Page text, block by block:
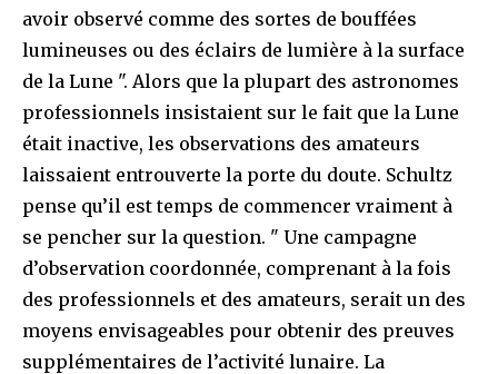
avoir observé comme des sortes de bouffées
lumineuses ou des éclairs de lumière à la surface
de la Lune ". Alors que la plupart des astronomes
professionnels insistaient sur le fait que la Lune
était inactive, les observations des amateurs
laissaient entrouverte la porte du doute. Schultz
pense qu’il est temps de commencer vraiment à
se pencher sur la question. " Une campagne
d’observation coordonnée, comprenant à la fois
des professionnels et des amateurs, serait un des
moyens envisageables pour obtenir des preuves
supplémentaires de l’activité lunaire. La